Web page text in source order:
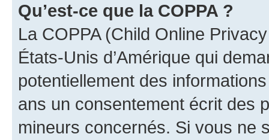
Qu’est-ce que la COPPA ?
La COPPA (Child Online
États-Unis d’Amérique qui
potentiellement des
ans un consentement écrit des
mineurs concernés. Si vous ne